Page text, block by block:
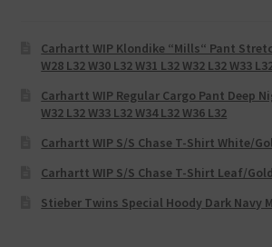
Carhartt WIP Klondike “Mills“ Pant
W28 L32 W30 L32 W31 L32 W32 L32 W33
Carhartt WIP Regular Cargo Pant Deep
W32 L32 W33 L32 W34 L32 W36 L32
Carhartt WIP S/S Chase T-Shirt White/
Carhartt WIP S/S Chase T-Shirt Leaf/Gold
Stieber Twins Special Hoody Dark Navy M